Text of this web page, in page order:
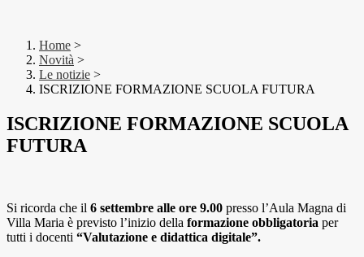
Home >
Novità >
Le notizie >
ISCRIZIONE FORMAZIONE SCUOLA FUTURA
ISCRIZIONE FORMAZIONE SCUOLA
FUTURA
Si ricorda che il 6 settembre alle ore 9.00 presso l’Aula Magna di
Villa Maria è previsto l’inizio della formazione obbligatoria per
tutti i docenti “Valutazione e didattica digitale”.